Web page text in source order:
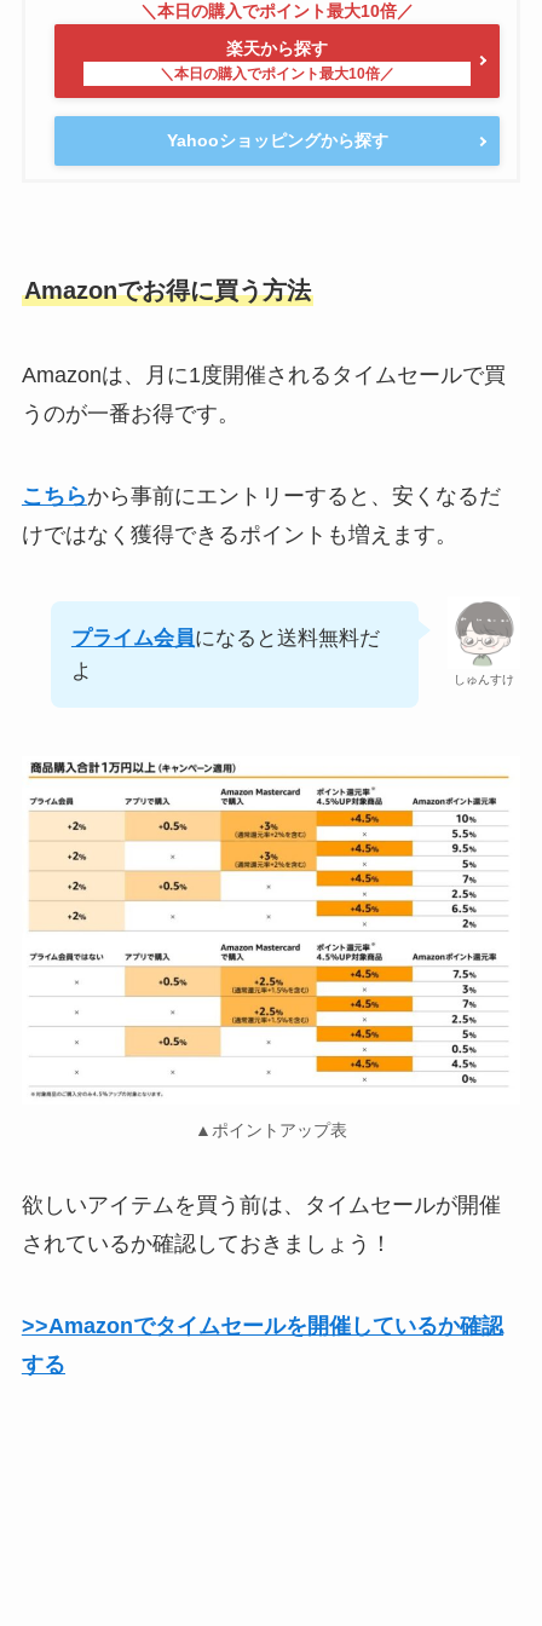
楽天から探す
Yahooショッピングから探す
Amazonでお得に買う方法
Amazonは、月に1度開催されるタイムセールで買
うのが一番お得です。
こちらから事前にエントリーすると、安くなるだ
けではなく獲得できるポイントも増えます。
しゅんすけ
プライム会員になると送料無料だ
よ
▲ポイントアップ表
欲しいアイテムを買う前は、タイムセールが開催
されているか確認しておきましょう！
>>Amazonでタイムセールを開催しているか確認
する